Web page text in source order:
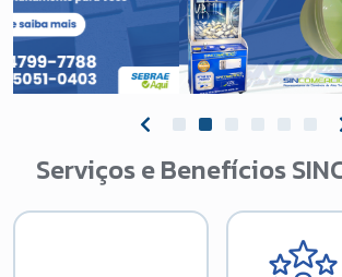
Serviços e Benefícios